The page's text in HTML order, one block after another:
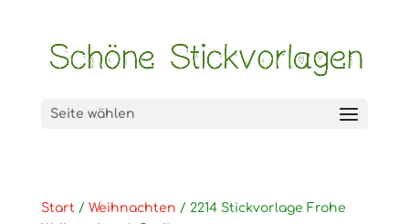
Seite wählen
Start / Weihnachten / 2214 Stickvorlage Frohe